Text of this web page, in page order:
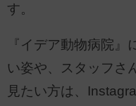
す。
『イデア動物病院
い姿や、スタッフさ
見たい方は、